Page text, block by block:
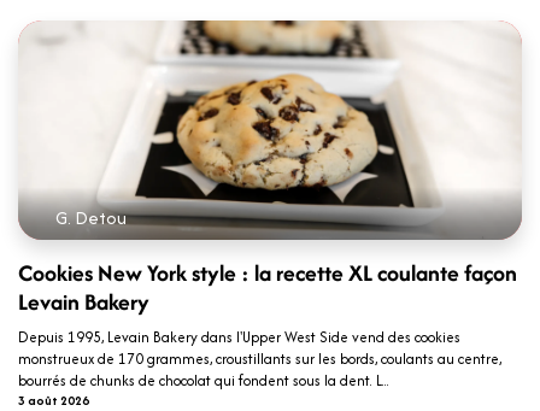
G. Detou
Cookies New York style : la recette XL coulante façon
Levain Bakery
Depuis 1995, Levain Bakery dans l'Upper West Side vend des cookies
monstrueux de 170 grammes, croustillants sur les bords, coulants au centre,
bourrés de chunks de chocolat qui fondent sous la dent. L...
3 août 2026